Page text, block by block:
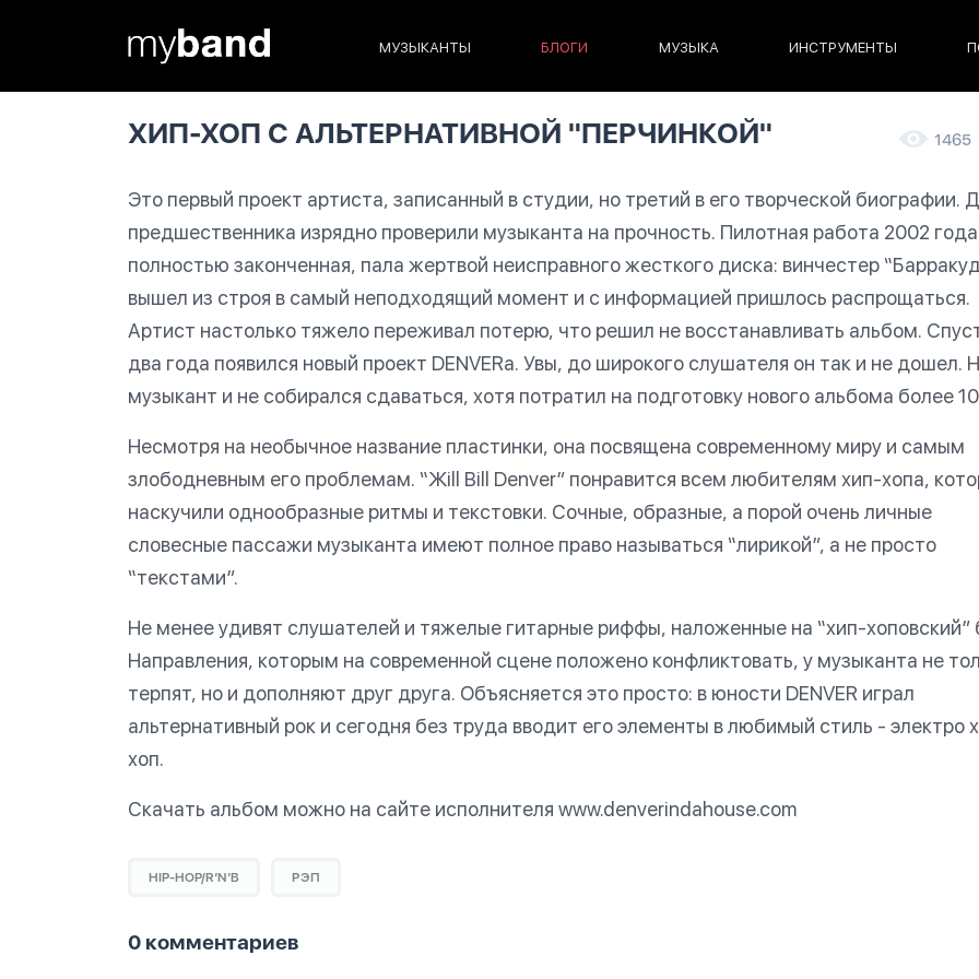
МУЗЫКАНТЫ БЛОГИ МУЗЫКА ИНСТРУМЕНТЫ
ХИП-ХОП С АЛЬТЕРНАТИВНОЙ "ПЕРЧИНКОЙ" 1465
Это первый проект артиста, записанный в студии, но третий в его творческой биографии.
предшественника изрядно проверили музыканта на прочность. Пилотная работа 2002
полностью законченная, пала жертвой неисправного жесткого диска: винчестер
вышел из строя в самый неподходящий момент и с информацией пришлось распрощаться.
Артист настолько тяжело переживал потерю, что решил не восстанавливать альбом.
два года появился новый проект DENVERа. Увы, до широкого слушателя он так и не дошел.
музыкант и не собирался сдаваться, хотя потратил на подготовку нового альбома более
Несмотря на необычное название пластинки, она посвящена современному миру и самым
злободневным его проблемам. “Жill Bill Denver” понравится всем любителям хип-хопа,
наскучили однообразные ритмы и текстовки. Сочные, образные, а порой очень личные
словесные пассажи музыканта имеют полное право называться “лирикой”, а не просто
“текстами”.
Не менее удивят слушателей и тяжелые гитарные риффы, наложенные на “хип-хоповский”
Направления, которым на современной сцене положено конфликтовать, у музыканта не
терпят, но и дополняют друг друга. Объясняется это просто: в юности DENVER играл
альтернативный рок и сегодня без труда вводит его элементы в любимый стиль - электро
хоп.
Скачать альбом можно на сайте исполнителя www.denverindahouse.com
HIP-HOP/R’N’B РЭП
0 комментариев